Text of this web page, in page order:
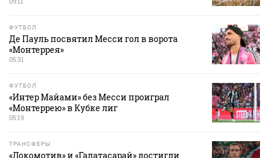
ФУТБОЛ
Де Пауль посвятил Месси гол в ворота
«Монтеррея»
05:31
ФУТБОЛ
«Интер Майами» без Месси проиграл
«Монтеррею» в Кубке лиг
05:19
ТРАНСФЕРЫ
«Локомотив» и «Галатасарай» достигли